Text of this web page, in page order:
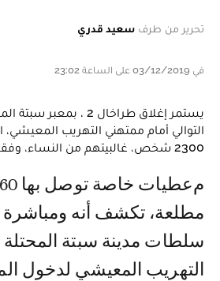
تحرير من طرف سعيد قدري
في 03/12/2019 على الساعة 23:02
يستمر إغلاق طراخال 2 ،
التوالي أمام ممتهني التهريب
2300 شخص، غالبيتهم من النساء، وفقا لآخر الإحصائيات.
معطيات خاصة توصل بها Le360 من مصادر
مطلعة، تكشف أنه ومباشرة
سلطات مدينة سبتة
التهريب المعيشي لدخول